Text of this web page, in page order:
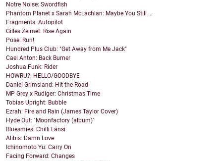
Notre Noise: Swordfish
Phantom Planet x Sarah McLachlan: Maybe You Still ...
Fragments: Autopilot
Gilles Zeimet: Rise Again
Pose: Run!
Hundred Plus Club: "Get Away from Me Jack"
Cael Anton: Back Burner
Joshua Funk: Rider
HOWRU?: HELLO/GOODBYE
Daniel Grimsland: Hit the Road
MP Grey x Rudiger: Christmas Time
Tobias Upright: Bubble
Ezrah: Fire and Rain (James Taylor Cover)
Hyde Out: ´Moonfactory (album)´
Bluesmies: Chilli Länsi
Alibis: Damn Love
Ichinomoto Yu: Carry On
Facing Forward: Changes